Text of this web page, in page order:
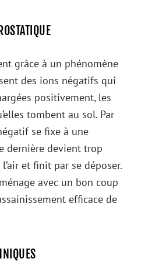
grâce à un phénomène
des ions négatifs qui
positivement, les
tombent au sol. Par
se fixe à une
dernière devient trop
et finit par se déposer.
avec un bon coup
efficace de